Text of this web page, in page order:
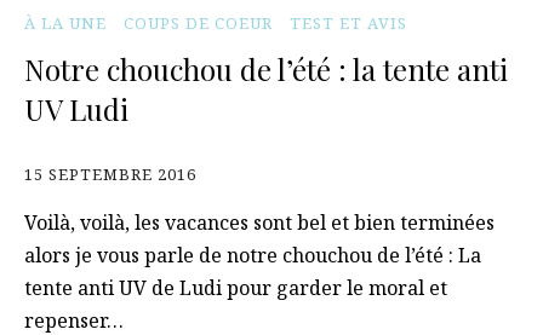
À LA UNE COUPS DE COEUR TEST ET AVIS
Notre chouchou de l’été : la tente anti
UV Ludi
15 SEPTEMBRE 2016
Voilà, voilà, les vacances sont bel et bien terminées
alors je vous parle de notre chouchou de l’été : La
tente anti UV de Ludi pour garder le moral et
repenser…